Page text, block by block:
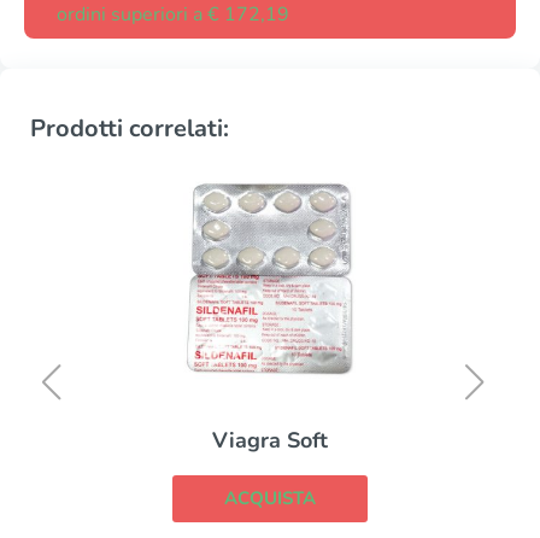
ordini superiori a € 172,19
Prodotti correlati:
Viagra Soft
ACQUISTA